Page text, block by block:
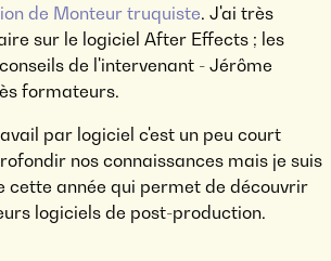
de Monteur truquiste. J'ai très
sur le logiciel After Effects ; les
de l'intervenant - Jérôme
formateurs.
par logiciel c'est un peu court
nos connaissances mais je suis
cette année qui permet de découvrir
logiciels de post-production.